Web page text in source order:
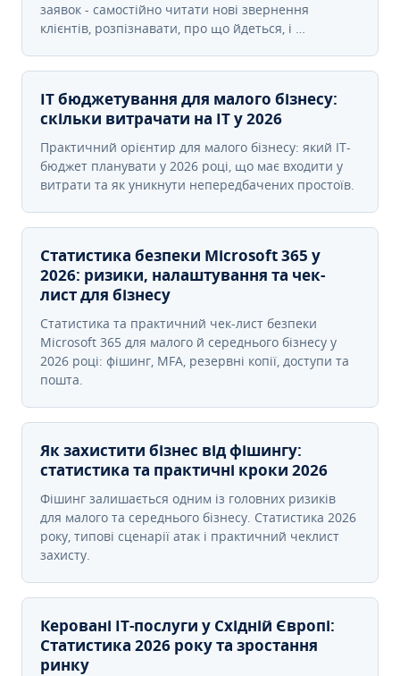
заявок - самостійно читати нові звернення
клієнтів, розпізнавати, про що йдеться, і …
IT бюджетування для малого бізнесу:
скільки витрачати на IT у 2026
Практичний орієнтир для малого бізнесу: який IT-
бюджет планувати у 2026 році, що має входити у
витрати та як уникнути непередбачених простоїв.
Статистика безпеки Microsoft 365 у
2026: ризики, налаштування та чек-
лист для бізнесу
Статистика та практичний чек-лист безпеки
Microsoft 365 для малого й середнього бізнесу у
2026 році: фішинг, MFA, резервні копії, доступи та
пошта.
Як захистити бізнес від фішингу:
статистика та практичні кроки 2026
Фішинг залишається одним із головних ризиків
для малого та середнього бізнесу. Статистика 2026
року, типові сценарії атак і практичний чеклист
захисту.
Керовані ІТ-послуги у Східній Європі:
Статистика 2026 року та зростання
ринку